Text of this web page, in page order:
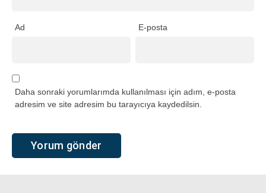
Ad E-posta
Daha sonraki yorumlarımda kullanılması için adım, e-posta
adresim ve site adresim bu tarayıcıya kaydedilsin.